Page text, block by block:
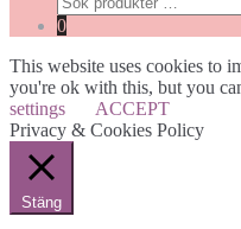
efter:
0
This website uses cookies to
you're ok with this, but you
settings
ACCEPT
Privacy & Cookies Policy
Stäng